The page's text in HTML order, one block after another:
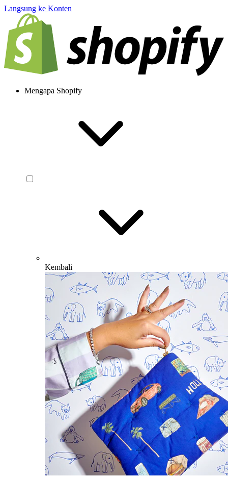
Langsung ke Konten
Mengapa Shopify
Kembali